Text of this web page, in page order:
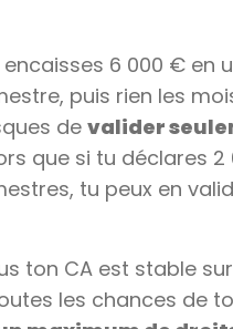
encaisses 6 000 € en
puis rien les
de valider
que si tu déclares
tu peux en
ton CA est stable sur
les chances de